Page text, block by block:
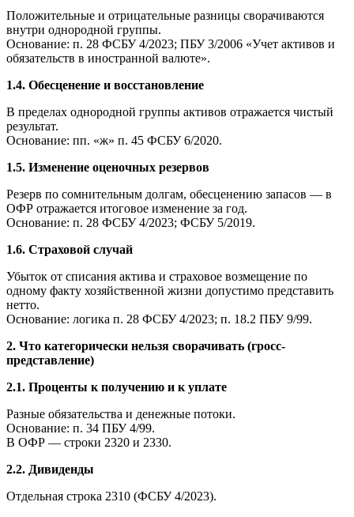
Положительные и отрицательные разницы сворачиваются
внутри однородной группы.
Основание: п. 28 ФСБУ 4/2023; ПБУ 3/2006 «Учет активов и
обязательств в иностранной валюте».
1.4. Обесценение и восстановление
В пределах однородной группы активов отражается чистый
результат.
Основание: пп. «ж» п. 45 ФСБУ 6/2020.
1.5. Изменение оценочных резервов
Резерв по сомнительным долгам, обесценению запасов — в
ОФР отражается итоговое изменение за год.
Основание: п. 28 ФСБУ 4/2023; ФСБУ 5/2019.
1.6. Страховой случай
Убыток от списания актива и страховое возмещение по
одному факту хозяйственной жизни допустимо представить
нетто.
Основание: логика п. 28 ФСБУ 4/2023; п. 18.2 ПБУ 9/99.
2. Что категорически нельзя сворачивать (гросс-
представление)
2.1. Проценты к получению и к уплате
Разные обязательства и денежные потоки.
Основание: п. 34 ПБУ 4/99.
В ОФР — строки 2320 и 2330.
2.2. Дивиденды
Отдельная строка 2310 (ФСБУ 4/2023).